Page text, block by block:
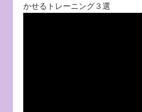
かせるトレーニング３選